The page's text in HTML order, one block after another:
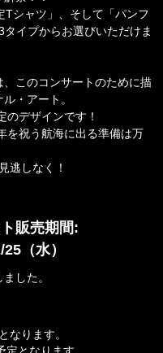
Tシャツ」、そして「パンフ
イプからお選びいただけま
このコンサートのために描
・アート。
のデザインです！
を祝う航海に出る準備は万
逃しなく！
販売期間:
（水）
した。
なります。